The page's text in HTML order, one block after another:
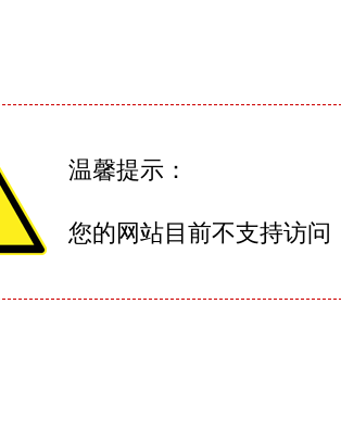
温馨提示：
您的网站目前不支持访